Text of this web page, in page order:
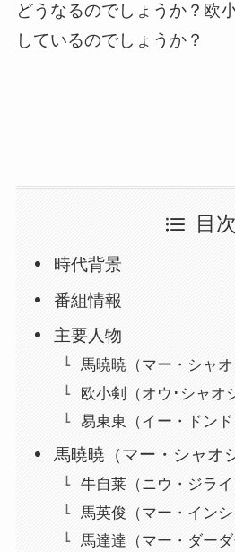
どうなるのでしょうか？欧
しているのでしょうか？
目次
時代背景
番組情報
主要人物
馬暁暁（マー・シャオ
欧小剣（オウ･シャオ
易東東（イー・ドンド
馬暁暁（マー・シャオ
牛自莱（ニウ・ジライ
馬英俊（マー・インシ
馬達達（マー・ダーダ